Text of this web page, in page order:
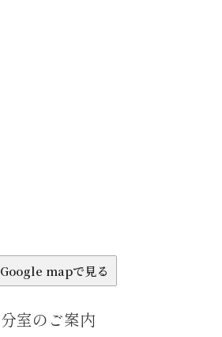
Google mapで見る
分室のご案内